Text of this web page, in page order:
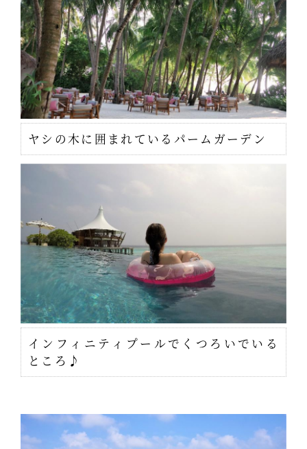
ヤシの木に囲まれているパームガーデン
インフィニティプールでくつろいでいる
ところ♪